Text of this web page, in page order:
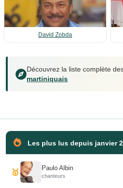
David Zobda
Découvrez la liste complète
martiniquais
Les plus lus depuis janvier
🥇 Paulo Albin
chanteurs